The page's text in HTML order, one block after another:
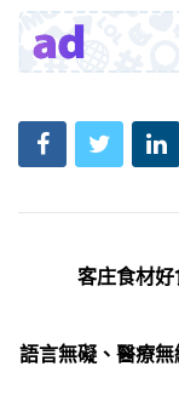
客庄食材
語言無礙、醫療